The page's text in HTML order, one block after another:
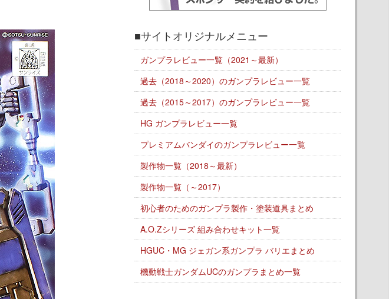
■サイトオリジナルメニュー
ガンプラレビュー一覧（2021～最新）
過去（2018～2020）のガンプラレビュー一覧
過去（2015～2017）のガンプラレビュー一覧
HG ガンプラレビュー一覧
プレミアムバンダイのガンプラレビュー一覧
製作物一覧（2018～最新）
製作物一覧（～2017）
初心者のためのガンプラ製作・塗装道具まとめ
A.O.Zシリーズ 組み合わせキット一覧
HGUC・MG ジェガン系ガンプラ バリエまとめ
機動戦士ガンダムUCのガンプラまとめ一覧